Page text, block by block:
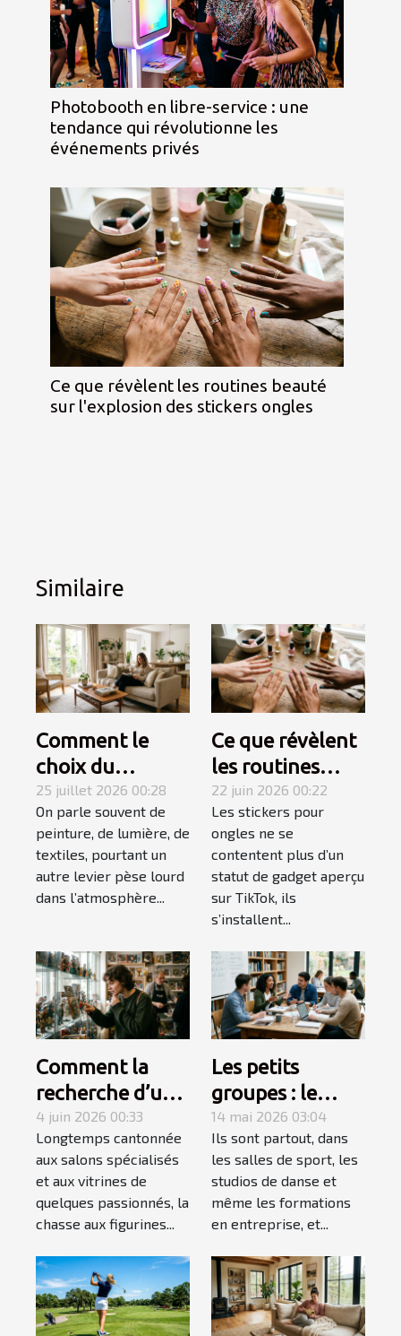
Photobooth en libre-service : une
tendance qui révolutionne les
événements privés
Ce que révèlent les routines beauté
sur l'explosion des stickers ongles
Similaire
Comment le
choix du
mobilier
influence-t-il
l’ambiance
d’une pièce ?
25 juillet 2026 00:28
On parle souvent de
peinture, de lumière, de
textiles, pourtant un
autre levier pèse lourd
dans l’atmosphère...
Ce que révèlent
les routines
beauté sur
l'explosion des
stickers ongles
22 juin 2026 00:22
Les stickers pour
ongles ne se
contentent plus d’un
statut de gadget aperçu
sur TikTok, ils
s’installent...
Comment la
recherche d’une
figurine rare
devient une
quête
personnelle
4 juin 2026 00:33
Longtemps cantonnée
aux salons spécialisés
et aux vitrines de
quelques passionnés, la
chasse aux figurines...
Les petits
groupes : le
secret d’un
apprentissage
accéléré
14 mai 2026 03:04
Ils sont partout, dans
les salles de sport, les
studios de danse et
même les formations
en entreprise, et...